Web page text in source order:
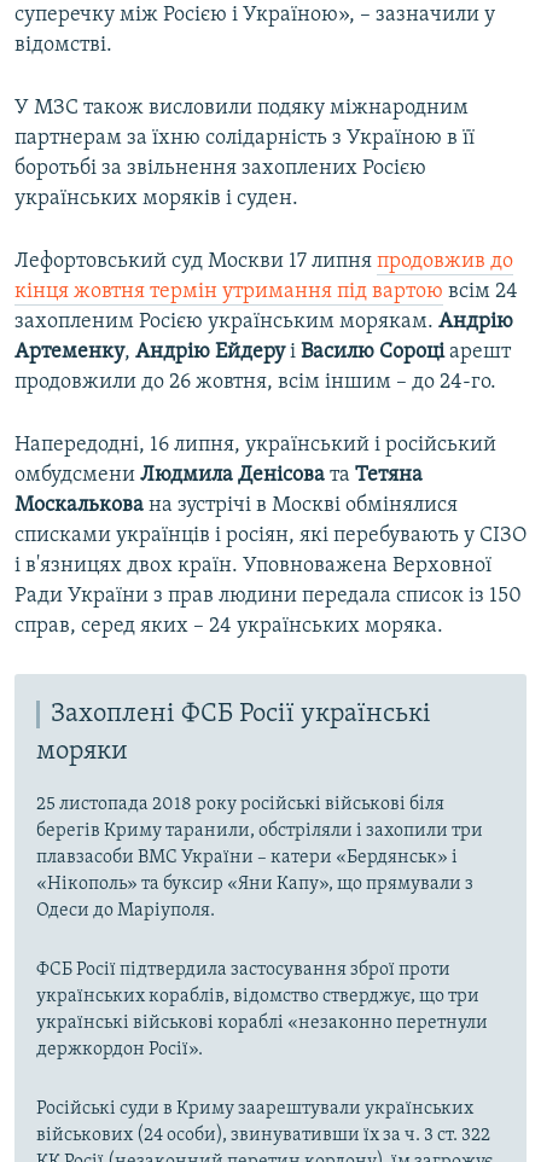
суперечку між Росією і Україною», – зазначили у
відомстві.
У МЗС також висловили подяку міжнародним
партнерам за їхню солідарність з Україною в її
боротьбі за звільнення захоплених Росією
українських моряків і суден.
Лефортовський суд Москви 17 липня продовжив до
кінця жовтня термін утримання під вартою всім 24
захопленим Росією українським морякам. Андрію
Артеменку, Андрію Ейдеруі Василю Сороціарешт
продовжили до 26 жовтня, всім іншим – до 24-го.
Напередодні, 16 липня, український і російський
омбудсмени Людмила Денісова та Тетяна
Москалькова на зустрічі в Москві обмінялися
списками українців і росіян, які перебувають у СІЗО
і в'язницях двох країн. Уповноважена Верховної
Ради України з прав людини передала список із 150
справ, серед яких – 24 українських моряка.
Захоплені ФСБ Росії українські
моряки
25 листопада 2018 року російські військові біля
берегів Криму таранили, обстріляли і захопили три
плавзасоби ВМС України – катери «Бердянськ» і
«Нікополь» та буксир «Яни Капу», що прямували з
Одеси до Маріуполя.
ФСБ Росії підтвердила застосування зброї проти
українських кораблів, відомство стверджує, що три
українські військові кораблі «незаконно перетнули
держкордон Росії».
Російські суди в Криму заарештували українських
військових (24 особи), звинувативши їх за ч. 3 ст. 322